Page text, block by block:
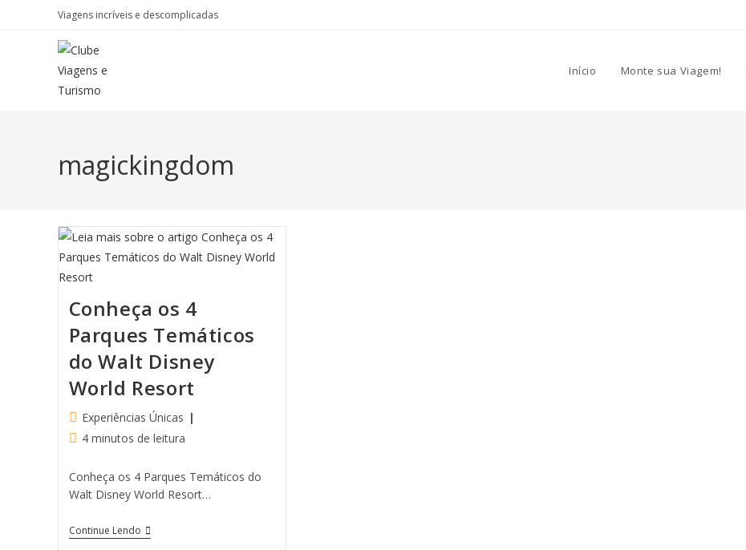
Viagens incríveis e descomplicadas
Início Monte sua Viagem!
magickingdom
Conheça os 4
Parques Temáticos
do Walt Disney
World Resort
Experiências Únicas
4 minutos de leitura
Conheça os 4 Parques Temáticos do
Walt Disney World Resort…
Continue Lendo